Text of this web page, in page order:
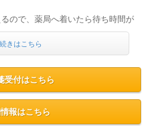
ので、薬局へ着いたら待ち時間が
したメールアドレスに連絡が来るの
方内容が正確に薬局に送れます。
きはこちら
受付はこちら
報はこちら